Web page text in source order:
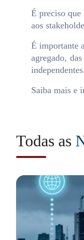
É preciso
aos
É importante
agregado,
independentes.
Saiba mais e
Todas as